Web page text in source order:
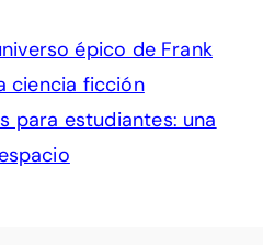
épico de Frank
ciencia ficción
para estudiantes: una